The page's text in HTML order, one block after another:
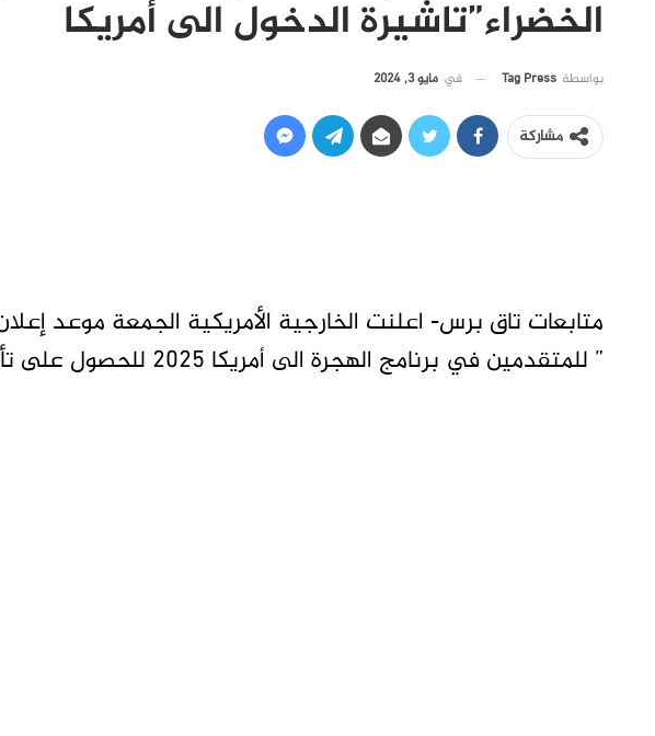
الخضراء”تاشيرة الدخول الى أمريكا
بواسطة Tag Press في مايو 3, 2024
مشاركة
متابعات تاق برس- اعلنت الخارجية الأمريكية الجمعة موعد إعلان
” للمتقدمين في برنامج الهجرة الى أمريكا 2025 للحصول على تأشيرة الدخول إلى أمريكا.